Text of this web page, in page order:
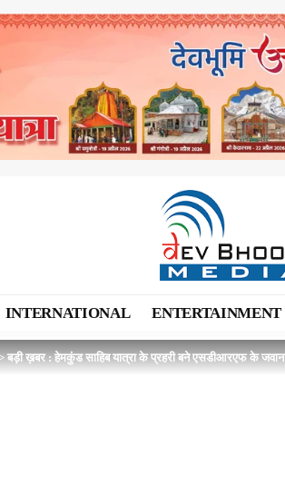
INTERNATIONAL ENTERTAINMENT
बड़ी ख़बर : हेमकुंड साहिब यात्रा के प्रहरी बने एसडीआरएफ के जवान